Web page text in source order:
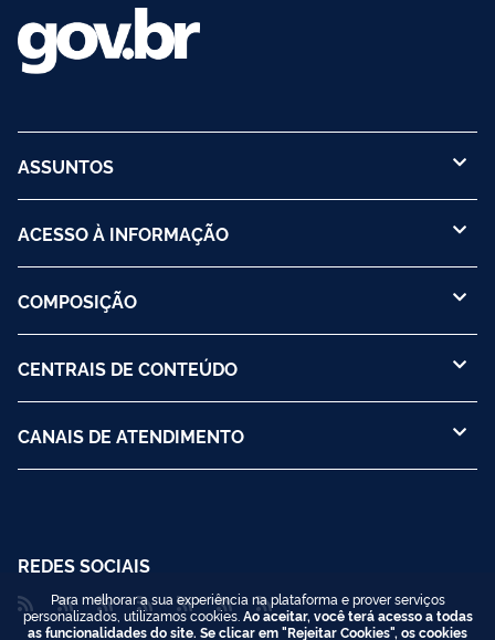
ASSUNTOS
ACESSO À INFORMAÇÃO
COMPOSIÇÃO
CENTRAIS DE CONTEÚDO
CANAIS DE ATENDIMENTO
REDES SOCIAIS
Para melhorar a sua experiência na plataforma e prover serviços
personalizados, utilizamos cookies. Ao aceitar, você terá acesso a todas
as funcionalidades do site. Se clicar em "Rejeitar Cookies", os cookies